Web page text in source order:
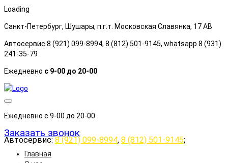
Loading
Санкт-Петербург, Шушары, п.г.т. Московская Славянка, 17 АB
Автосервис 8 (921) 099-8994, 8 (812) 501-9145, whatsapp 8 (931)
241-35-79
Ежедневно с 9-00 до 20-00
Ежедневно с 9-00 до 20-00
Заказать звонок
Автосервис:8 (921) 099-8994, 8 (812) 501-9145;
Главная